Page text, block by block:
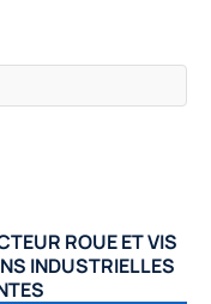
ROUE ET VIS
INDUSTRIELLES